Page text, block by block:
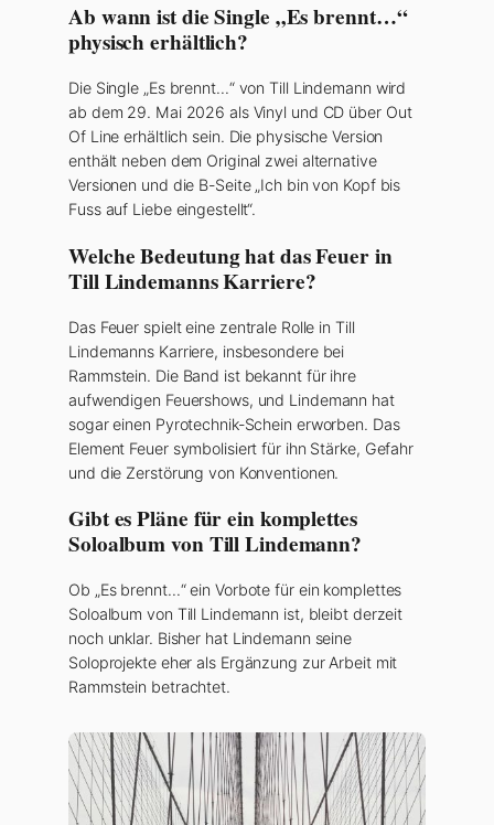
Ab wann ist die Single „Es brennt…“
physisch erhältlich?
Die Single „Es brennt…“ von Till Lindemann wird
ab dem 29. Mai 2026 als Vinyl und CD über Out
Of Line erhältlich sein. Die physische Version
enthält neben dem Original zwei alternative
Versionen und die B-Seite „Ich bin von Kopf bis
Fuss auf Liebe eingestellt“.
Welche Bedeutung hat das Feuer in
Till Lindemanns Karriere?
Das Feuer spielt eine zentrale Rolle in Till
Lindemanns Karriere, insbesondere bei
Rammstein. Die Band ist bekannt für ihre
aufwendigen Feuershows, und Lindemann hat
sogar einen Pyrotechnik-Schein erworben. Das
Element Feuer symbolisiert für ihn Stärke, Gefahr
und die Zerstörung von Konventionen.
Gibt es Pläne für ein komplettes
Soloalbum von Till Lindemann?
Ob „Es brennt…“ ein Vorbote für ein komplettes
Soloalbum von Till Lindemann ist, bleibt derzeit
noch unklar. Bisher hat Lindemann seine
Soloprojekte eher als Ergänzung zur Arbeit mit
Rammstein betrachtet.